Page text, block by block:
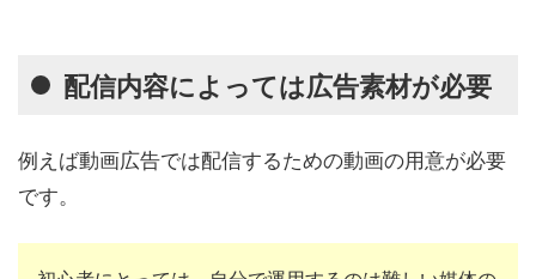
配信内容によっては広告素材が必要
例えば動画広告では配信するための動画の用意が必要
です。